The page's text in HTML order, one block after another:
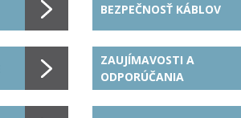
BEZPEČNOSŤ KÁBLOV
ZAUJÍMAVOSTI A
ODPORÚČANIA